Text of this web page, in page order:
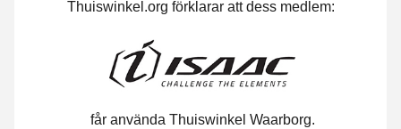
Thuiswinkel.org förklarar att dess medlem:
får använda Thuiswinkel Waarborg.